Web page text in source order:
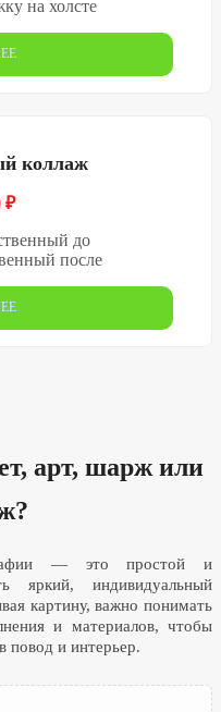
коллаж
₽
арт, шарж или
— это простой и
яркий, индивидуальный
картину, важно понимать
и материалов, чтобы
повод и интерьер.